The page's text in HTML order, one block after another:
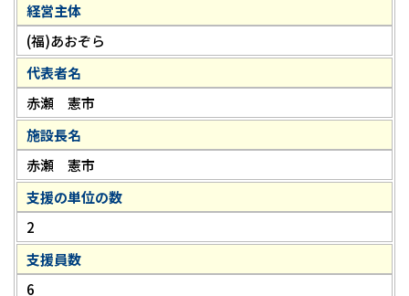
経営主体
(福)あおぞら
代表者名
赤瀬 憲市
施設長名
赤瀬 憲市
支援の単位の数
2
支援員数
6